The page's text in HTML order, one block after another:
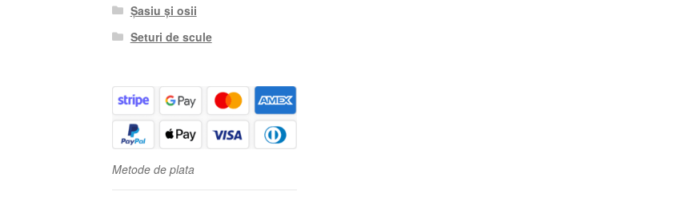
Șasiu și osii
Seturi de scule
Metode de plata